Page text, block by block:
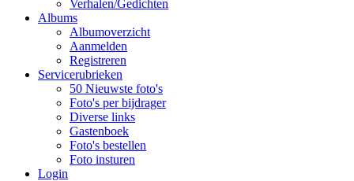
Verhalen/Gedichten
Albums
Albumoverzicht
Aanmelden
Registreren
Servicerubrieken
50 Nieuwste foto's
Foto's per bijdrager
Diverse links
Gastenboek
Foto's bestellen
Foto insturen
Login